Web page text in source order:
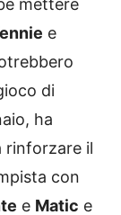
mettere
e
di
ha
rinforzare il
con
e Matic e